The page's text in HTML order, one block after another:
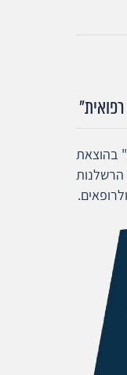
בהוצאת
הרשלנות